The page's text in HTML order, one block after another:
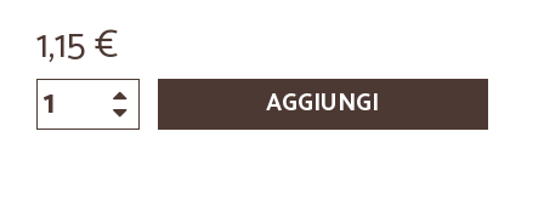
1,15 €
AGGIUNGI